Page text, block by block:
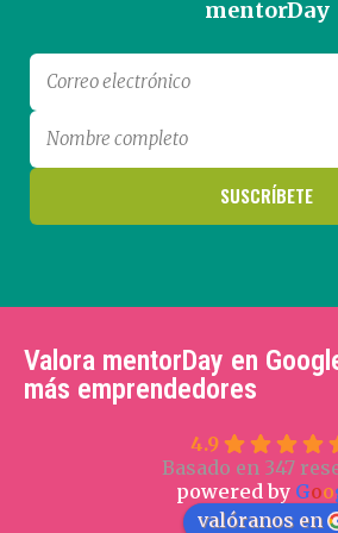
mentorDay
Valora mentorDay en
más emprendedores
4.9
Basado en 347
powered by Goo
valóranos en